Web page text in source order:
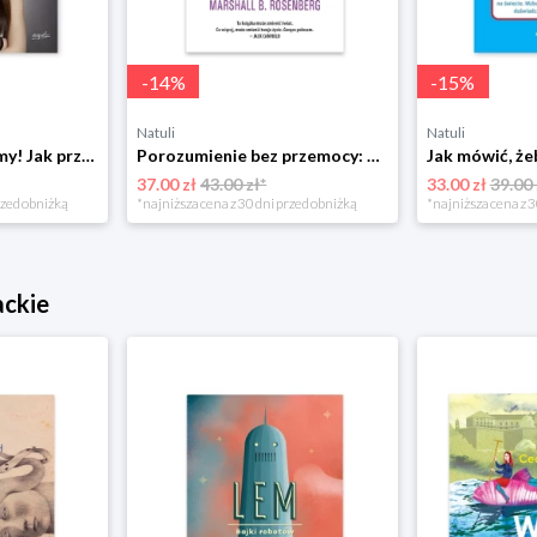
Już się nie rozumiemy! Jak przeżyć czas trzaskających drzwi Esprit
obniżką
-14%
Natuli
Porozumienie bez przemocy: o języku życia Czarna owca
37.00 zł43.00 zł*
*najniższa cena z 30 dni przed obniżką
-15%
Natuli
33.00 zł39.00
*najniższa cena z